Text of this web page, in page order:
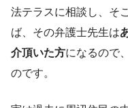
法テラスに相談し、そ
ば、その弁護士先生は
介頂いた方になるので
のです。